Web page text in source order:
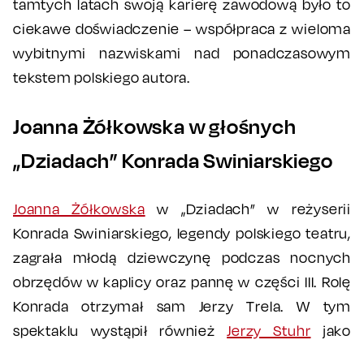
tamtych latach swoją karierę zawodową było to
ciekawe doświadczenie – współpraca z wieloma
wybitnymi nazwiskami nad ponadczasowym
tekstem polskiego autora.
Joanna Żółkowska w głośnych
„Dziadach” Konrada Swiniarskiego
Joanna Żółkowska w „Dziadach” w reżyserii
Konrada Swiniarskiego, legendy polskiego teatru,
zagrała młodą dziewczynę podczas nocnych
obrzędów w kaplicy oraz pannę w części III. Rolę
Konrada otrzymał sam Jerzy Trela. W tym
spektaklu wystąpił równieżJerzy Stuhr jako